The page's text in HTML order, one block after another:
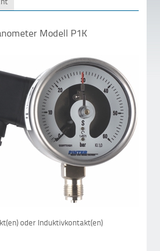
Modell P1K
oder Induktivkontakt(en)